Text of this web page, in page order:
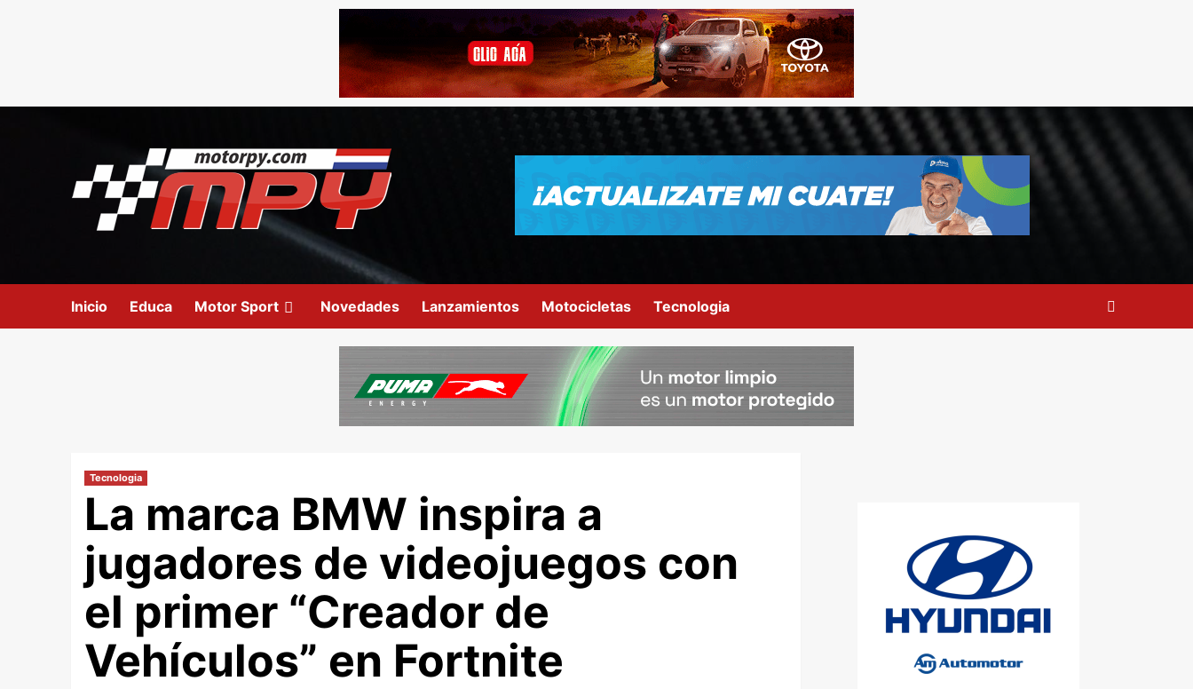
Inicio Educa Motor Sport Novedades Lanzamientos Motocicletas Tecnologia
Tecnologia
La marca BMW inspira a
jugadores de videojuegos con
el primer “Creador de
Vehículos” en Fortnite